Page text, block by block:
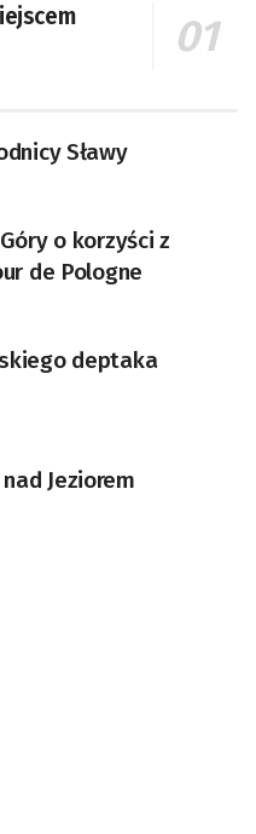
Sławy
o korzyści z
de Pologne
deptaka
Jeziorem